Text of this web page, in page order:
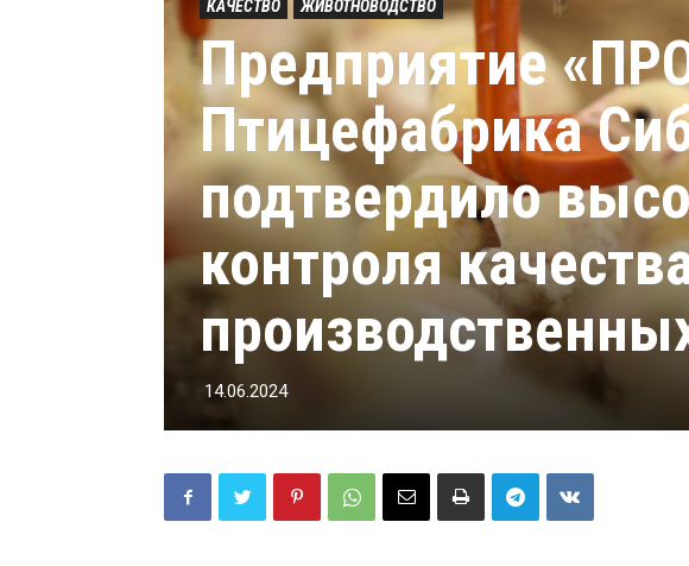
КАЧЕСТВО ЖИВОТНОВОДСТВО
Предприятие
Птицефабрика
подтвердило
контроля
14.06.2024